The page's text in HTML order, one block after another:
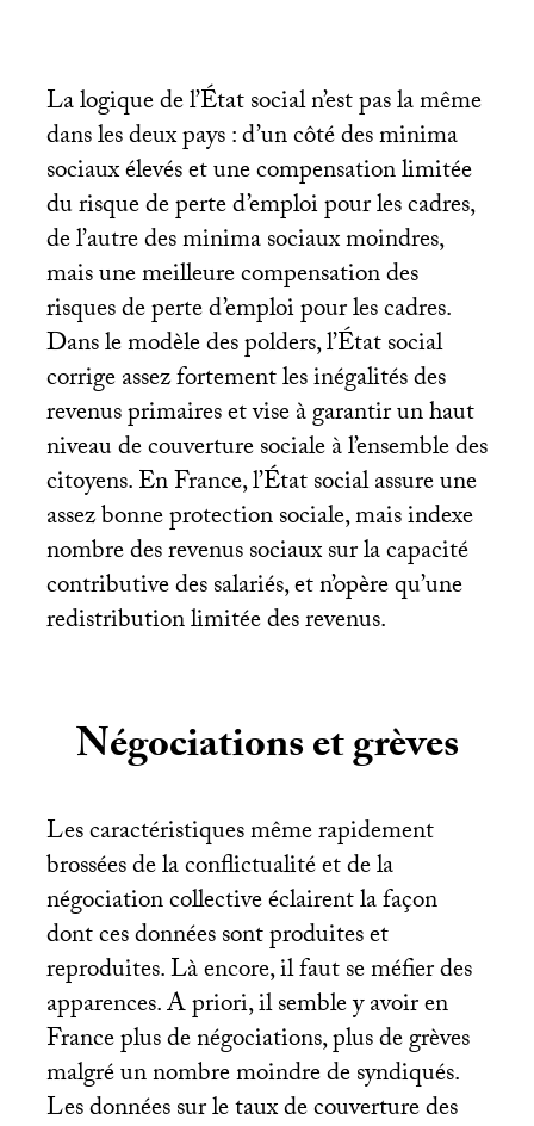
La logique de l’État social n’est pas la même
dans les deux pays : d’un côté des minima
sociaux élevés et une compensation limitée
du risque de perte d’emploi pour les cadres,
de l’autre des minima sociaux moindres,
mais une meilleure compensation des
risques de perte d’emploi pour les cadres.
Dans le modèle des polders, l’État social
corrige assez fortement les inégalités des
revenus primaires et vise à garantir un haut
niveau de couverture sociale à l’ensemble des
citoyens. En France, l’État social assure une
assez bonne protection sociale, mais indexe
nombre des revenus sociaux sur la capacité
contributive des salariés, et n’opère qu’une
redistribution limitée des revenus.
Négociations et grèves
Les caractéristiques même rapidement
brossées de la conflictualité et de la
négociation collective éclairent la façon
dont ces données sont produites et
reproduites. Là encore, il faut se méfier des
apparences. A priori, il semble y avoir en
France plus de négociations, plus de grèves
malgré un nombre moindre de syndiqués.
Les données sur le taux de couverture des